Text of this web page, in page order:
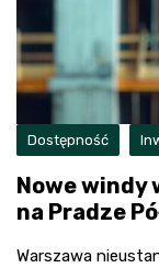
Dostępność
Nowe
na Pradze
Warszawa